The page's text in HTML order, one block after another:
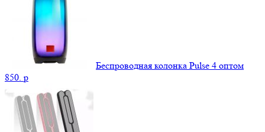
Беспроводная колонка Pulse 4 оптом
850. p